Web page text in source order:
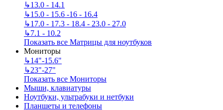
↳13.0 - 14.1
↳15.0 - 15.6 -16 - 16.4
↳17.0 - 17.3 - 18.4 - 23.0 - 27.0
↳7.1 - 10.2
Показать все Матрицы для ноутбуков
Мониторы
↳14"-15.6"
↳23"-27"
Показать все Мониторы
Мыши, клавиатуры
Ноутбуки, ультрабуки и нетбуки
Планшеты и телефоны